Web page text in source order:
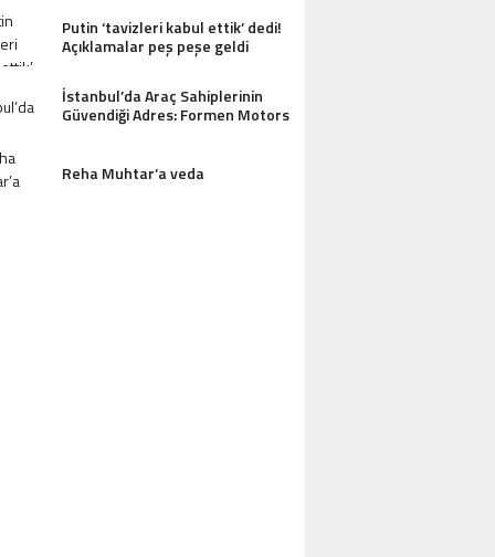
Putin ‘tavizleri kabul ettik’ dedi!
Açıklamalar peş peşe geldi
İstanbul’da Araç Sahiplerinin
Güvendiği Adres: Formen Motors
Reha Muhtar’a veda